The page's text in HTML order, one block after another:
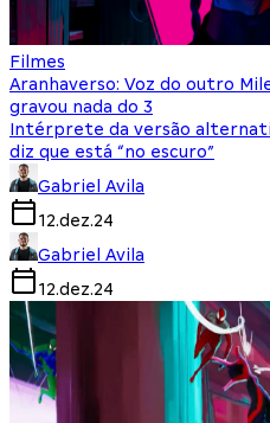
Filmes
Aranhaverso: Voz do outro
gravou nada do 3
Intérprete da versão
diz que está “no escuro”
Gabriel Avila
12.dez.24
Gabriel Avila
12.dez.24